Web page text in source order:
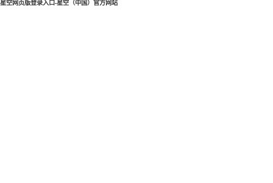
星空网页版登录入口-星空（中国）官方网站